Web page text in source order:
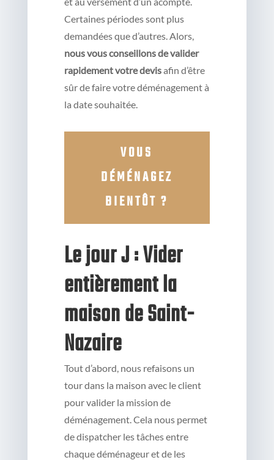
Certaines périodes sont plus
demandées que d’autres. Alors,
nous vous conseillons de valider
rapidement votre devisafin d’être
sûr de faire votre déménagement à
la date souhaitée.
VOUS
DÉMÉNAGEZ
BIENTÔT ?
Le jour J : Vider
entièrement la
maison de Saint-
Nazaire
Tout d’abord, nous refaisons un
tour dans la maison avec le client
pour valider la mission de
déménagement. Cela nous permet
de dispatcher les tâches entre
chaque déménageur et de les